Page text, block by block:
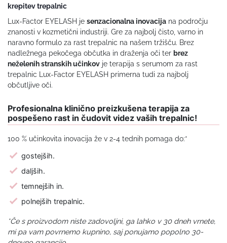
krepitev trepalnic
Lux-Factor EYELASH je senzacionalna inovacija na področju
znanosti v kozmetični industriji. Gre za najbolj čisto, varno in
naravno formulo za rast trepalnic na našem tržišču. Brez
nadležnega pekočega občutka in draženja oči ter brez
neželenih stranskih učinkov je terapija s serumom za rast
trepalnic Lux-Factor EYELASH primerna tudi za najbolj
občutljive oči.
Profesionalna klinično preizkušena terapija za
pospešeno rast in čudovit videz vaših trepalnic!
100 % učinkovita inovacija že v 2-4 tednih pomaga do:*
gostejših.
daljših.
temnejših in.
polnejših trepalnic.
*Če s proizvodom niste zadovoljni, ga lahko v 30 dneh vrnete,
mi pa vam povrnemo kupnino, saj ponujamo popolno 30-